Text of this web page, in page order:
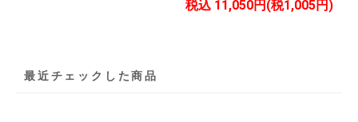
税込 11,050円(税1,005円)
最近チェックした商品